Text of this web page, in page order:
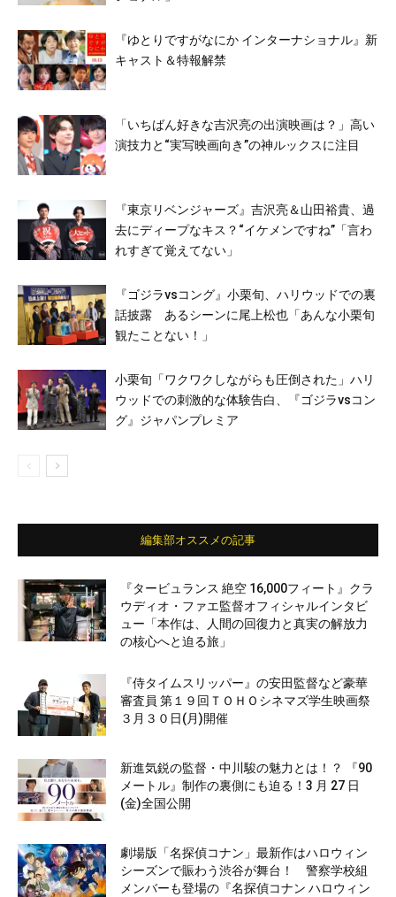
『ゆとりですがなにか インターナショナル』新
キャスト＆特報解禁
「いちばん好きな吉沢亮の出演映画は？」高い
演技力と“実写映画向き”の神ルックスに注目
『東京リベンジャーズ』吉沢亮＆山田裕貴、過
去にディープなキス？“イケメンですね”「言わ
れすぎて覚えてない」
『ゴジラvsコング』小栗旬、ハリウッドでの裏
話披露 あるシーンに尾上松也「あんな小栗旬
観たことない！」
小栗旬「ワクワクしながらも圧倒された」ハリ
ウッドでの刺激的な体験告白、『ゴジラvsコン
グ』ジャパンプレミア
編集部オススメの記事
『タービュランス 絶空 16,000フィート』クラ
ウディオ・ファエ監督オフィシャルインタビ
ュー「本作は、人間の回復力と真実の解放力
の核心へと迫る旅」
『侍タイムスリッパー』の安田監督など豪華
審査員 第１９回ＴＯＨＯシネマズ学生映画祭
３月３０日(月)開催
新進気鋭の監督・中川駿の魅力とは！？ 『90
メートル』制作の裏側にも迫る！3 月 27 日
(金)全国公開
劇場版「名探偵コナン」最新作はハロウィン
シーズンで賑わう渋谷が舞台！ 警察学校組
メンバーも登場の『名探偵コナン ハロウィン